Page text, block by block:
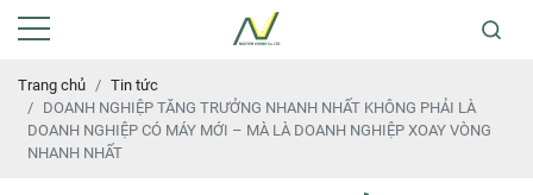
Trang chủ
Tin tức
DOANH NGHIỆP TĂNG TRƯỞNG NHANH NHẤT KHÔNG PHẢI LÀ
DOANH NGHIỆP CÓ MÁY MỚI – MÀ LÀ DOANH NGHIỆP XOAY VÒNG
NHANH NHẤT